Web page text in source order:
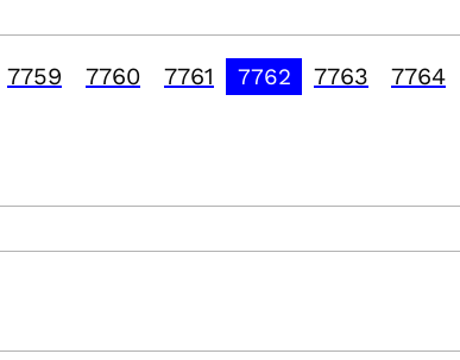
7759 7760 7761 7762 7763 7764